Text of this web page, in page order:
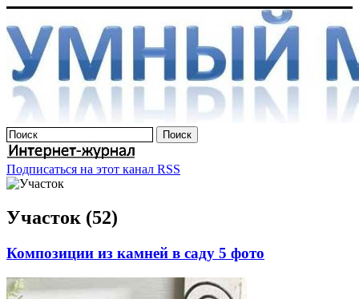
Подписаться на этот канал RSS
Участок (52)
Композиции из камней в саду 5 фото